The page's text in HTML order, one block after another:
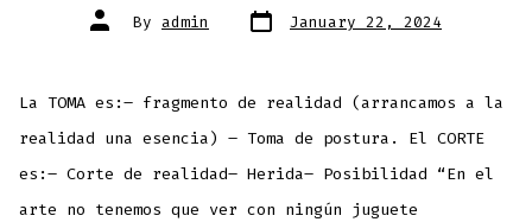
Post
author
By admin Post
date January 22, 2024
La TOMA es:– fragmento de realidad (arrancamos a la
realidad una esencia) – Toma de postura. El CORTE
es:– Corte de realidad– Herida– Posibilidad “En el
arte no tenemos que ver con ningún juguete